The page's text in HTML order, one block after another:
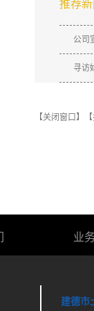
推荐
公司
寻访
【关闭窗口】
业
建德市